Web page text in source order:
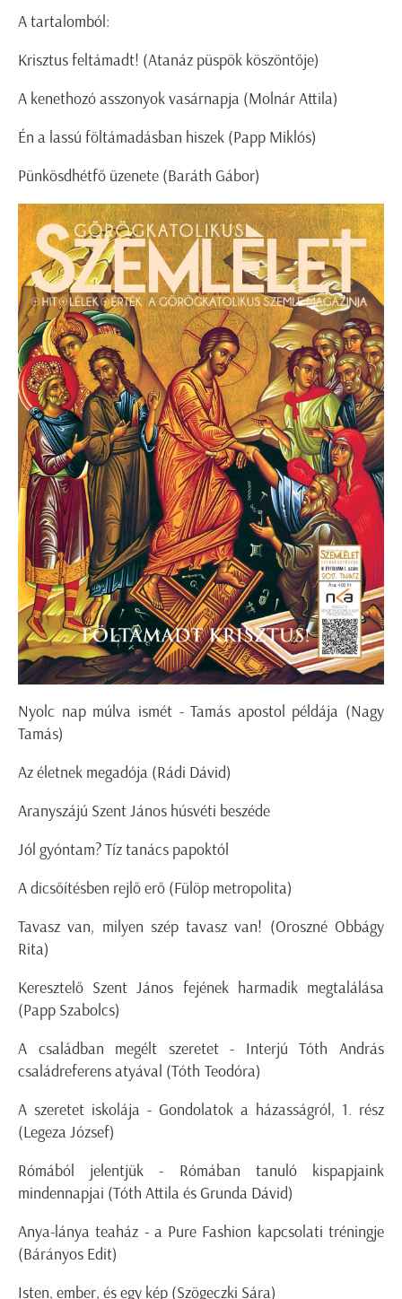
A tartalomból:
Krisztus feltámadt! (Atanáz püspök köszöntője)
A kenethozó asszonyok vasárnapja (Molnár Attila)
Én a lassú föltámadásban hiszek (Papp Miklós)
Pünkösdhétfő üzenete (Baráth Gábor)
Nyolc nap múlva ismét - Tamás apostol példája (Nagy
Tamás)
Az életnek megadója (Rádi Dávid)
Aranyszájú Szent János húsvéti beszéde
Jól gyóntam? Tíz tanács papoktól
A dicsőítésben rejlő erő (Fülöp metropolita)
Tavasz van, milyen szép tavasz van! (Oroszné Obbágy
Rita)
Keresztelő Szent János fejének harmadik megtalálása
(Papp Szabolcs)
A családban megélt szeretet - Interjú Tóth András
családreferens atyával (Tóth Teodóra)
A szeretet iskolája - Gondolatok a házasságról, 1. rész
(Legeza József)
Rómából jelentjük - Rómában tanuló kispapjaink
mindennapjai (Tóth Attila és Grunda Dávid)
Anya-lánya teaház - a Pure Fashion kapcsolati tréningje
(Bárányos Edit)
Isten, ember, és egy kép (Szögeczki Sára)